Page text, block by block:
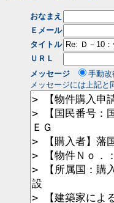
おなまえ
Ｅメール
タイトル
ＵＲＬ
メッセージ
手動改
メッセージには上記